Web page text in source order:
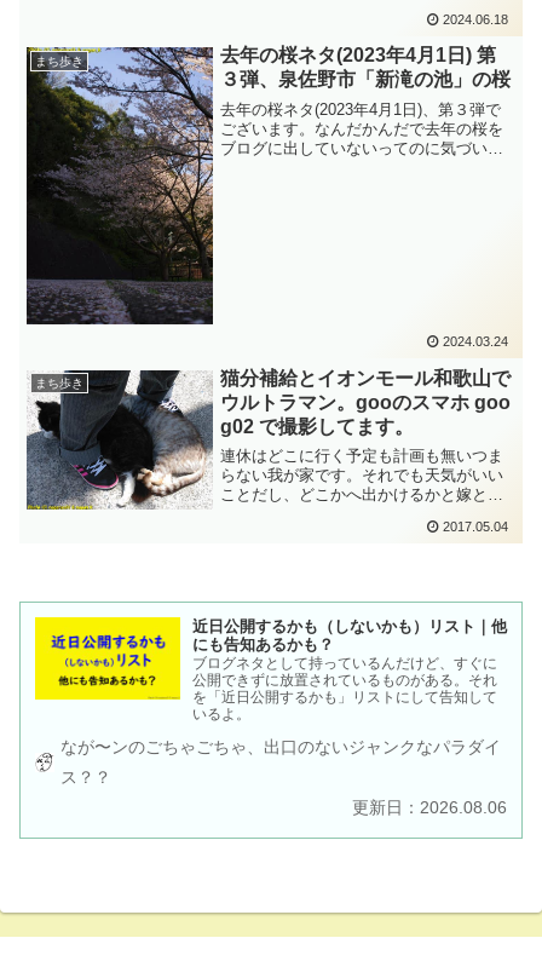
なっているものが多いこと....数年前のよ
うにブログ書き時間30分、よそ様のブロ
グを楽しむ時間30分の合計１時間まった
りする時間が取れたらいいのに....。と思
う今日この頃です...
2024.06.18
まち歩き
去年の桜ネタ(2023年4月1日) 第
３弾、泉佐野市「新滝の池」の桜
去年の桜ネタ(2023年4月1日)、第３弾で
ございます。なんだかんだで去年の桜を
ブログに出していないってのに気づい
2024.03.24
まち歩き
猫分補給とイオンモール和歌山で
ウルトラマン。gooのスマホ goo
g02 で撮影してます。
連休はどこに行く予定も計画も無いつま
らない我が家です。それでも天気がいい
ことだし、どこかへ出かけるかと嫁と相
す。某マリーナにてネコと戯れて猫分補
2017.05.04
近日公開するかも（しないかも）リスト｜他
にも告知あるかも？
ブログネタとして持っているんだけど、すぐに
公開できずに放置されているものがある。それ
を「近日公開するかも」リストにして告知して
いるよ。
なが〜ンのごちゃごちゃ、出口のないジャンクなパラダイ
ス？？
更新日：2026.08.06